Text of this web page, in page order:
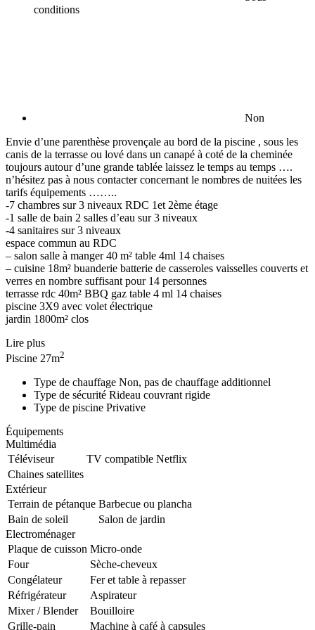
conditions
Non
Envie d’une parenthèse provençale au bord de la piscine , sous les
canis de la terrasse ou lové dans un canapé à coté de la cheminée
toujours autour d’une grande tablée laissez le temps au temps ….
n’hésitez pas à nous contacter concernant le nombres de nuitées les
tarifs équipements ……..
-7 chambres sur 3 niveaux RDC 1et 2ème étage
-1 salle de bain 2 salles d’eau sur 3 niveaux
-4 sanitaires sur 3 niveaux
espace commun au RDC
– salon salle à manger 40 m² table 4ml 14 chaises
– cuisine 18m² buanderie batterie de casseroles vaisselles couverts et
verres en nombre suffisant pour 14 personnes
terrasse rdc 40m² BBQ gaz table 4 ml 14 chaises
piscine 3X9 avec volet électrique
jardin 1800m² clos
Lire plus
Piscine 27m2
Type de chauffage Non, pas de chauffage additionnel
Type de sécurité Rideau couvrant rigide
Type de piscine Privative
Équipements
Multimédia
Téléviseur
TV compatible Netflix
Chaines satellites
Extérieur
Terrain de pétanque Barbecue ou plancha
Bain de soleil
Salon de jardin
Electroménager
Plaque de cuisson Micro-onde
Four
Sèche-cheveux
Congélateur
Fer et table à repasser
Réfrigérateur
Aspirateur
Mixer / Blender
Bouilloire
Grille-pain
Machine à café à capsules